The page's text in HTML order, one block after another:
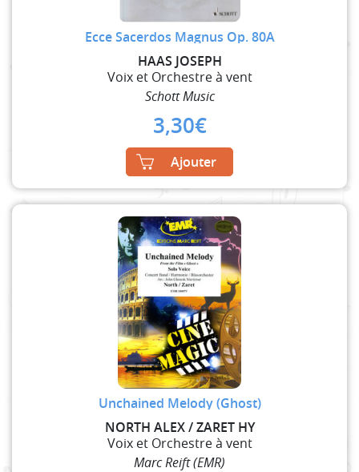
Ecce Sacerdos Magnus Op. 80A
HAAS JOSEPH
Voix et Orchestre à vent
Schott Music
3,30€
Ajouter
Unchained Melody (Ghost)
NORTH ALEX / ZARET HY
Voix et Orchestre à vent
Marc Reift (EMR)